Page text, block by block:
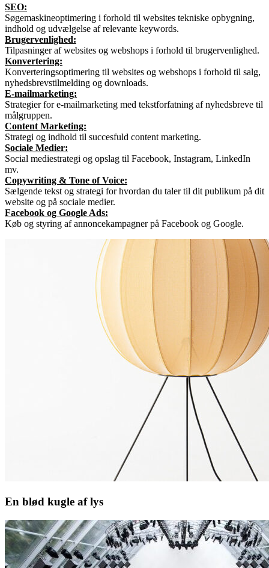
SEO:
Søgemaskineoptimering i forhold til websites tekniske opbygning,
indhold og udvælgelse af relevante keywords.
Brugervenlighed:
Tilpasninger af websites og webshops i forhold til brugervenlighed.
Konvertering:
Konverteringsoptimering til websites og webshops i forhold til salg,
nyhedsbrevstilmelding og downloads.
E-mailmarketing:
Strategier for e-mailmarketing med tekstforfatning af nyhedsbreve til
målgruppen.
Content Marketing:
Strategi og indhold til succesfuld content marketing.
Sociale Medier:
Social mediestrategi og opslag til Facebook, Instagram, LinkedIn
mv.
Copywriting & Tone of Voice:
Sælgende tekst og strategi for hvordan du taler til dit publikum på dit
website og på sociale medier.
Facebook og Google Ads:
Køb og styring af annoncekampagner på Facebook og Google.
En blød kugle af lys